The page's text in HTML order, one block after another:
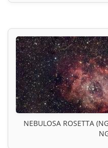
NEBULOSA ROSETTA